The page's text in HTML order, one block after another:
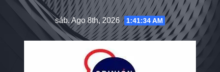
sáb. Ago 8th, 2026 1:41:35 AM